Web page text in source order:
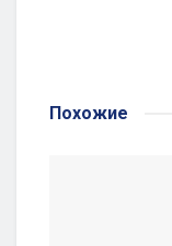
Похожие